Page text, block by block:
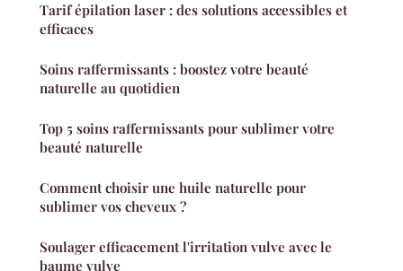
Tarif épilation laser : des solutions accessibles et
efficaces
Soins raffermissants : boostez votre beauté
naturelle au quotidien
Top 5 soins raffermissants pour sublimer votre
beauté naturelle
Comment choisir une huile naturelle pour
sublimer vos cheveux ?
Soulager efficacement l'irritation vulve avec le
baume vulve